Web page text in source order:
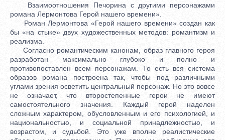
Взаимоотношения Печорина с другими персонажами
романа Лермонтова Герой нашего времени».
Роман Лермонтова «Герой нашего времени» создан как
бы «на стыке» двух художественных методов: романтизм и
реализма.
Согласно романтическим канонам, образ главного героя
разработан максимально глубоко и полно и
противопоставлен всем персонажам. То есть вся система
образов романа построена так, чтобы под различными
углами зрения осветить центральный персонаж. Но это вовсе
не означает, что второстепенные герои не имеют
самостоятельного значения. Каждый герой наделен
сложным характером, обусловленным и его психологией, и
национальностью, и социальной принадлежностью, и
возрастом, и судьбой. Это уже вполне реалистические